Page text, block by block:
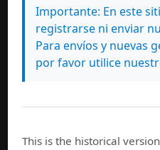
Importante: En este
registrarse ni enviar
Para envíos y nuevas
por favor utilice
This is the historical